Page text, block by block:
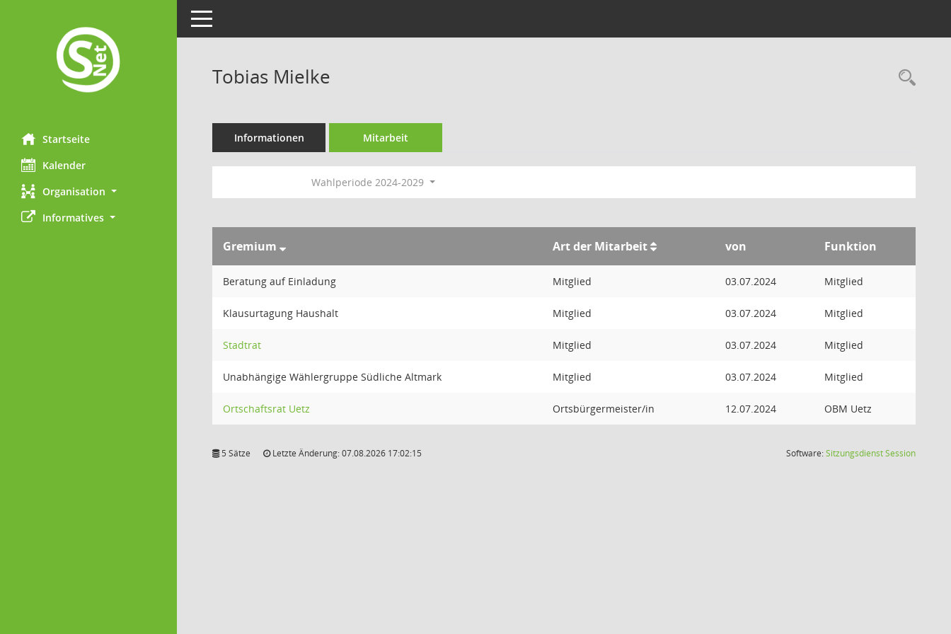
Startseite
Kalender
Organisation
Informatives
Toggle navigation
Tobias Mielke
Informationen Mitarbeit
Wahlperiode 2024-2029
Gremium Art der Mitarbeit von Funktion
Beratung auf Einladung Mitglied 03.07.2024 Mitglied
Klausurtagung Haushalt Mitglied 03.07.2024 Mitglied
Stadtrat Mitglied 03.07.2024 Mitglied
Unabhängige Wählergruppe Südliche Altmark Mitglied 03.07.2024 Mitglied
Ortschaftsrat Uetz Ortsbürgermeister/in 12.07.2024 OBM Uetz
5 Sätze Letzte Änderung: 07.08.2026 17:02:15 Software:SitzungsdienstSession(Wird in